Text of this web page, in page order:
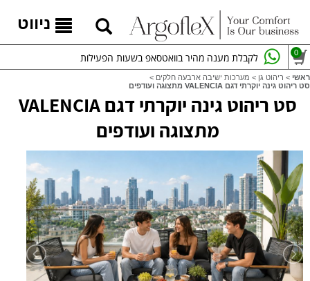
ניווט
לקבלת מענה מהיר בוואטסאפ בשעות הפעילות 0
ראשי > ריהוט גן > מערכות ישיבה ארבעה חלקים >
סט ריהוט גינה יוקרתי דגם VALENCIA מתצוגה ועודפים
סט ריהוט גינה יוקרתי דגם VALENCIA
מתצוגה ועודפים